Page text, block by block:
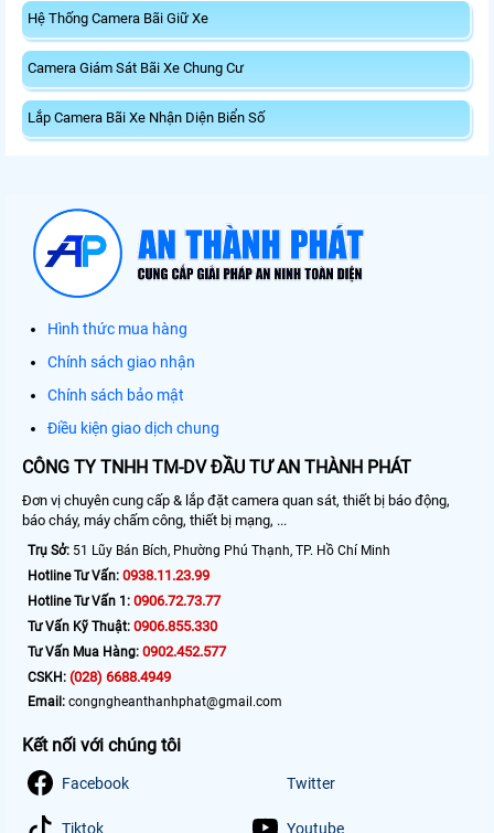
Hệ Thống Camera Bãi Giữ Xe
Camera Giám Sát Bãi Xe Chung Cư
Lắp Camera Bãi Xe Nhận Diện Biển Số
Hình thức mua hàng
Chính sách giao nhận
Chính sách bảo mật
Điều kiện giao dịch chung
CÔNG TY TNHH TM-DV ĐẦU TƯ AN THÀNH PHÁT
Đơn vị chuyên cung cấp & lắp đặt camera quan sát, thiết bị báo động,
báo cháy, máy chấm công, thiết bị mạng, ...
Trụ Sở: 51 Lũy Bán Bích, Phường Phú Thạnh, TP. Hồ Chí Minh
Hotline Tư Vấn: 0938.11.23.99
Hotline Tư Vấn 1: 0906.72.73.77
Tư Vấn Kỹ Thuật: 0906.855.330
Tư Vấn Mua Hàng: 0902.452.577
CSKH: (028) 6688.4949
Email: congngheanthanhphat@gmail.com
Kết nối với chúng tôi
Facebook Twitter
Tiktok Youtube